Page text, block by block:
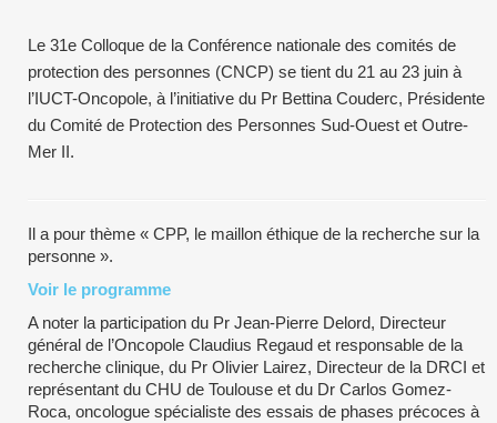
Le 31e Colloque de la Conférence nationale des comités de
protection des personnes (CNCP) se tient du 21 au 23 juin à
l’IUCT-Oncopole, à l’initiative du Pr Bettina Couderc, Présidente
du Comité de Protection des Personnes Sud-Ouest et Outre-
Mer II.
Il a pour thème « CPP, le maillon éthique de la recherche sur la
personne ».
Voir le programme
A noter la participation du Pr Jean-Pierre Delord, Directeur
général de l’Oncopole Claudius Regaud et responsable de la
recherche clinique, du Pr Olivier Lairez, Directeur de la DRCI et
représentant du CHU de Toulouse et du Dr Carlos Gomez-
Roca, oncologue spécialiste des essais de phases précoces à